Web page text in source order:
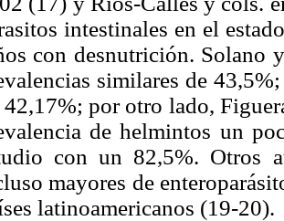
intestinales en el
con desnutrición. Solano
similares de
por otro lado,
de helmintos un
con un 82,5%. Otros
mayores de
latinoamericanos (19-20).